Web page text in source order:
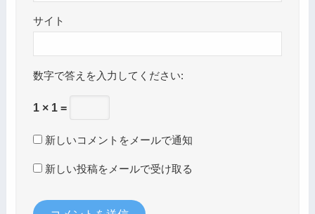
サイト
数字で答えを入力してください:
1 × 1 =
新しいコメントをメールで通知
新しい投稿をメールで受け取る